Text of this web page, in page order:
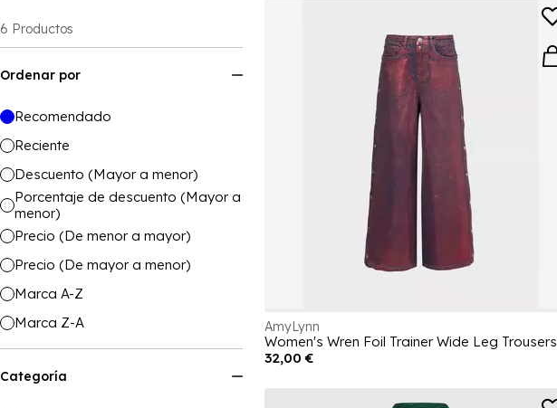
6 Productos
Ordenar por
Recomendado
Reciente
Descuento (Mayor a menor)
Porcentaje de descuento (Mayor a
menor)
Precio (De menor a mayor)
Precio (De mayor a menor)
Marca A-Z
Marca Z-A
Categoría
AmyLynn
Women's Wren Foil Trainer Wide Leg Trousers
32,00 €